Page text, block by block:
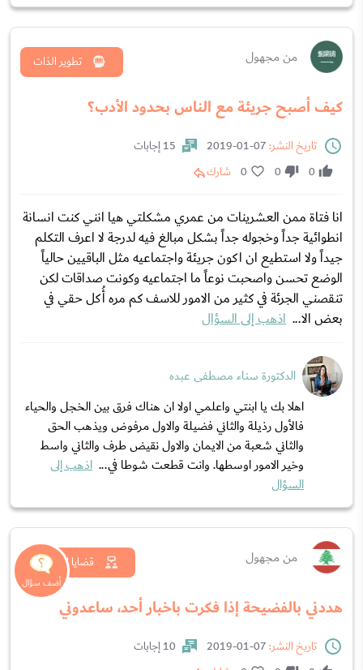
من مجهول
كيف أصبح جريئة مع الناس بحدود الأدب؟
تطوير الذات
تاريخ النشر:
15 إجابات
0
0
0 شارك
انا فتاة ممن العشرينات من عمري مشكلتي هيا انني كنت انسانة
انطوائية جداً وخجوله جداً بشكل مبالغ فيه لدرجة لا اعرف التكلم
جيداً ولا استطيع ان اكون جريئة واجتماعيه مثل الباقيين حالياً
الوضع تحسن واصحبت نوعاً ما اجتماعيه وكونت صداقات لكن
تنقصني الجرئة في كثير من الامور للاسف كم مره أُكل حقي في
بعض الا... اذهب إلى السؤال
الدكتورة سناء مصطفى عبده
اهلا بك يا ابنتي واعلمي اولا ان هناك فرق بين الخجل والحياء
فالأول رذيلة والثاني فضيلة والاول مرفوض ويذهب الحق
والثاني شعبة من الايمان والاول نقيض طرف والثاني واسط
وخير الامور اوسطها. وانت قطعت شوطا في... اذهب إلى
السؤال
من مجهول
هددني بالفضيحة إذا فكرت باخبار أحد، ساعدوني
قضايا اجتماعية
تاريخ النشر:
10 إجابات